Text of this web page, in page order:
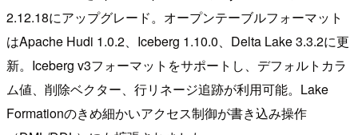
2.12.18にアップグレード。オープンテーブルフォーマット
はApache Hudi 1.0.2、Iceberg 1.10.0、Delta Lake 3.3.2に更
新。Iceberg v3フォーマットをサポートし、デフォルトカラ
ム値、削除ベクター、行リネージ追跡が利用可能。Lake
Formationのきめ細かいアクセス制御が書き込み操作